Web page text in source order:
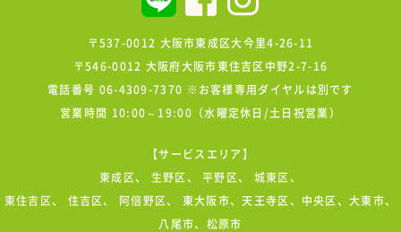
〒537-0012 大阪市東成区大今里4-26-11
〒546-0012 大阪府大阪市東住吉区中野2-7-16
電話番号 06-4309-7370 ※お客様専用ダイヤルは別です
営業時間 10:00～19:00（水曜定休日/土日祝営業）
【サービスエリア】
東成区、 生野区 、平野区、 城東区 、
東住吉区、 住吉区、 阿倍野区、 東大阪市、天王寺区、中央区、大東市、
八尾市、松原市